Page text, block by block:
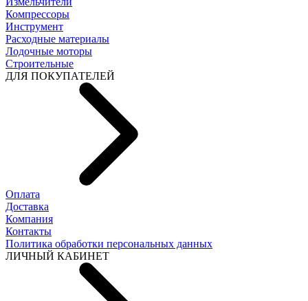
Компрессоры
Инструмент
Расходные материалы
Лодочные моторы
Строительные
ДЛЯ ПОКУПАТЕЛЕЙ
Оплата
Доставка
Компания
Контакты
Политика обработки персональных данных
ЛИЧНЫЙ КАБИНЕТ